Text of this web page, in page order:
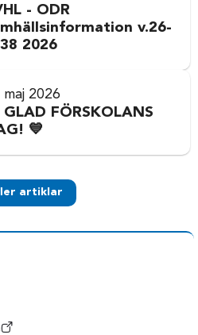
- ODR
v.26-
2026
maj 2026
GLAD FÖRSKOLANS
💙
artiklar